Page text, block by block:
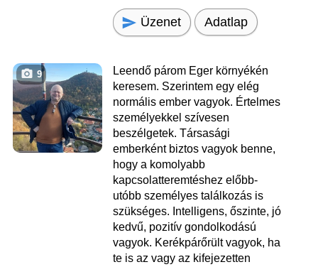
Üzenet Adatlap
9
Leendő párom Eger környékén
keresem. Szerintem egy elég
normális ember vagyok. Értelmes
személyekkel szívesen
beszélgetek. Társasági
emberként biztos vagyok benne,
hogy a komolyabb
kapcsolatteremtéshez előbb-
utóbb személyes találkozás is
szükséges. Intelligens, őszinte, jó
kedvű, pozitív gondolkodású
vagyok. Kerékpárőrült vagyok, ha
te is az vagy az kifejezetten